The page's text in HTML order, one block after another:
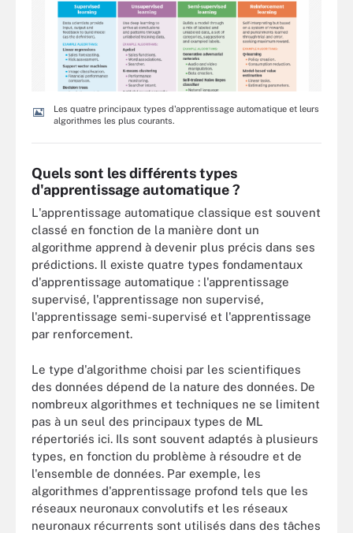
Les quatre principaux types d'apprentissage automatique et leurs
algorithmes les plus courants.
Quels sont les différents types
d'apprentissage automatique ?
L'apprentissage automatique classique est souvent
classé en fonction de la manière dont un
algorithme apprend à devenir plus précis dans ses
prédictions. Il existe quatre types fondamentaux
d'apprentissage automatique : l'apprentissage
supervisé, l'apprentissage non supervisé,
l'apprentissage semi-supervisé et l'apprentissage
par renforcement.
Le type d'algorithme choisi par les scientifiques
des données dépend de la nature des données. De
nombreux algorithmes et techniques ne se limitent
pas à un seul des principaux types de ML
répertoriés ici. Ils sont souvent adaptés à plusieurs
types, en fonction du problème à résoudre et de
l'ensemble de données. Par exemple, les
algorithmes d'apprentissage profond tels que les
réseaux neuronaux convolutifs et les réseaux
neuronaux récurrents sont utilisés dans des tâches